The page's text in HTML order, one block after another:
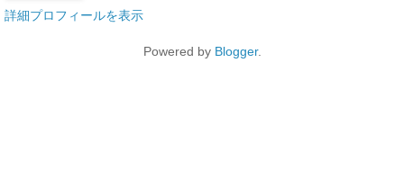
詳細プロフィールを表示
Powered by Blogger.